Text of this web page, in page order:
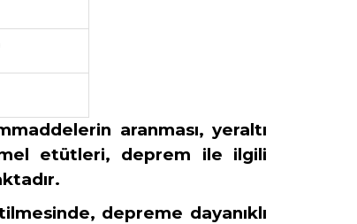
aranması, yeraltı
etütleri, deprem ile ilgili
depreme dayanıklı